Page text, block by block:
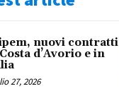
nuovi contratti
d’Avorio e in
27, 2026